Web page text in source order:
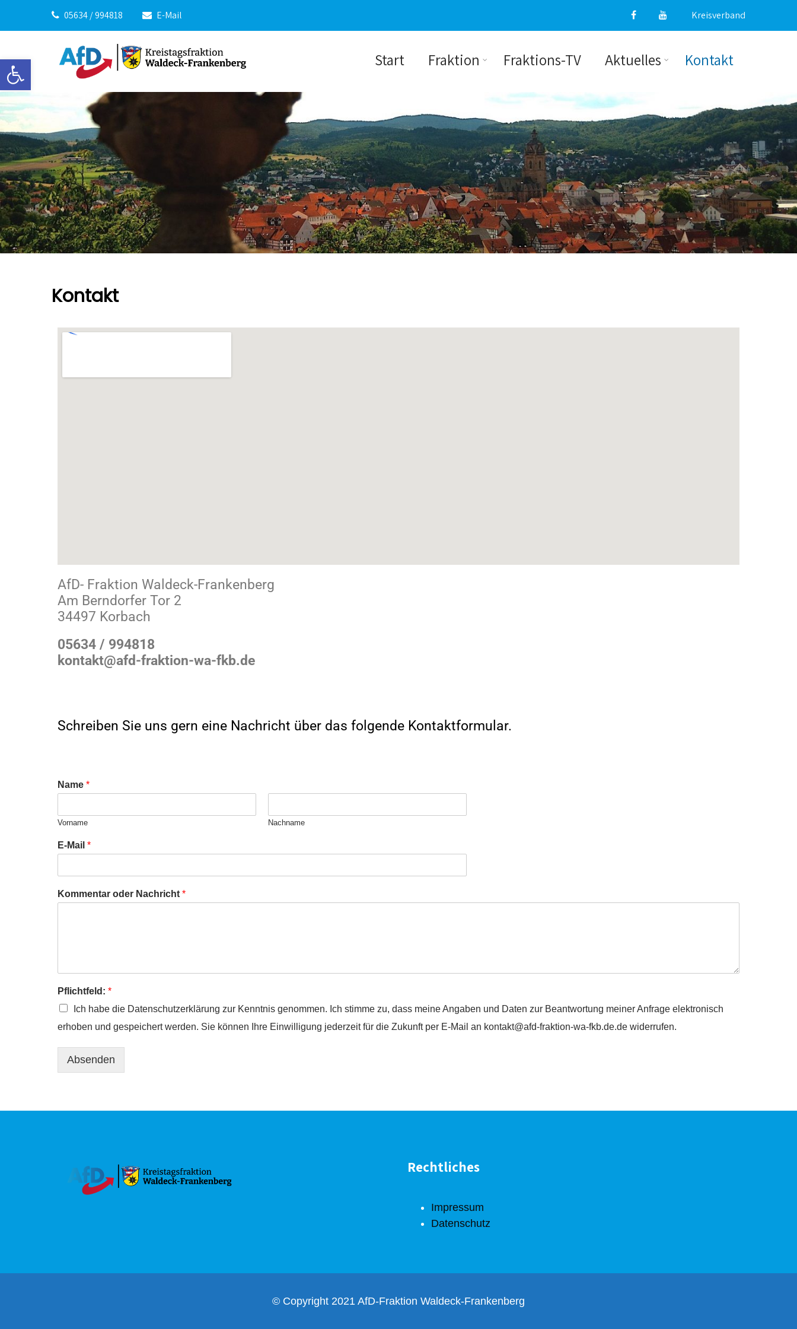
Werkzeugleiste öffnen
05634 / 994818 E-Mail Kreisverband
Start Fraktion Fraktions-TV Aktuelles Kontakt
Kontakt
AfD- Fraktion Waldeck-Frankenberg
Am Berndorfer Tor 2
34497 Korbach
05634 / 994818
kontakt@afd-fraktion-wa-fkb.de
Schreiben Sie uns gern eine Nachricht über das folgende Kontaktformular.
Name *
Vorname Nachname
E-Mail *
Kommentar oder Nachricht *
Pflichtfeld: *
Ich habe die Datenschutzerklärung zur Kenntnis genommen. Ich stimme zu, dass meine Angaben und Daten zur Beantwortung meiner Anfrage elektronisch
erhoben und gespeichert werden. Sie können Ihre Einwilligung jederzeit für die Zukunft per E-Mail an kontakt@afd-fraktion-wa-fkb.de.de widerrufen.
Absenden
Rechtliches
Impressum
Datenschutz
© Copyright 2021 AfD-Fraktion Waldeck-Frankenberg